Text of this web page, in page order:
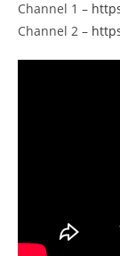
Channel 1 –
Channel 2 –